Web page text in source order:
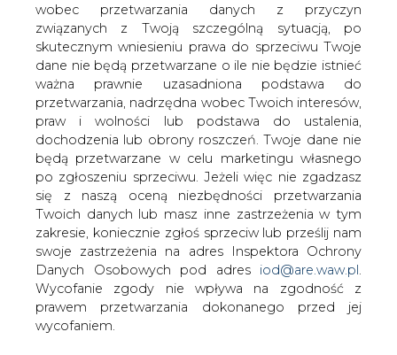
wobec przetwarzania danych z przyczyn
związanych z Twoją szczególną sytuacją, po
skutecznym wniesieniu prawa do sprzeciwu Twoje
dane nie będą przetwarzane o ile nie będzie istnieć
ważna prawnie uzasadniona podstawa do
przetwarzania, nadrzędna wobec Twoich interesów,
praw i wolności lub podstawa do ustalenia,
dochodzenia lub obrony roszczeń. Twoje dane nie
będą przetwarzane w celu marketingu własnego
po zgłoszeniu sprzeciwu. Jeżeli więc nie zgadzasz
się z naszą oceną niezbędności przetwarzania
Twoich danych lub masz inne zastrzeżenia w tym
zakresie, koniecznie zgłoś sprzeciw lub prześlij nam
swoje zastrzeżenia na adres Inspektora Ochrony
Danych Osobowych pod adres iod@are.waw.pl
Wycofanie zgody nie wpływa na zgodność z
prawem przetwarzania dokonanego przed jej
wycofaniem.
Tauron Dystrybucja rozpoczyna
współpracę z Politechniką
Częstochowską w zakresie wdrażania
nowoczesnych rozwiązań
technologicznych oraz prac badawczych
z zakresu energetyki. To kolejna
uczelnia, po Akademii Górniczo-
Hutniczej w Krakowie i Politechnice
Śląskiej w Gliwicach, z którą spółka
podpisała w tym roku tego typu
porozumienie.
Zgodnie z porozumieniem Tauron Dystrybucja i
Politechnika Częstochowską będą między innymi
inicjowały i realizowały wspólne prace badawczo-
rozwojowe oraz projekty służących rozwijaniu i wdrażaniu
innowacyjnych rozwiązań technologicznych. Uczelnia i